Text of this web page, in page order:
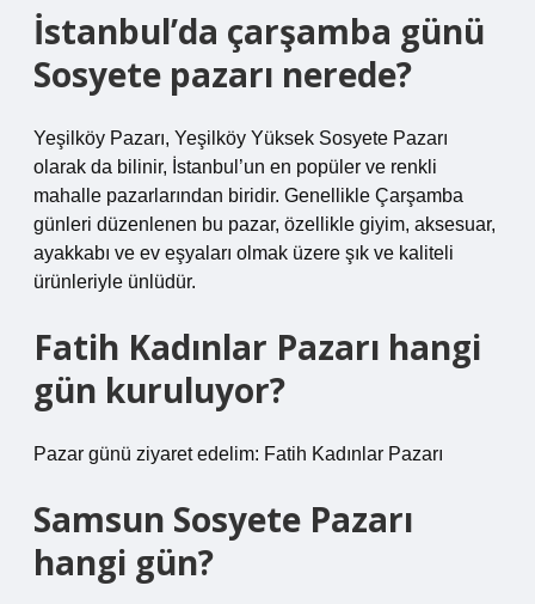
İstanbul’da çarşamba günü
Sosyete pazarı nerede?
Yeşilköy Pazarı, Yeşilköy Yüksek Sosyete Pazarı
olarak da bilinir, İstanbul’un en popüler ve renkli
mahalle pazarlarından biridir. Genellikle Çarşamba
günleri düzenlenen bu pazar, özellikle giyim, aksesuar,
ayakkabı ve ev eşyaları olmak üzere şık ve kaliteli
ürünleriyle ünlüdür.
Fatih Kadınlar Pazarı hangi
gün kuruluyor?
Pazar günü ziyaret edelim: Fatih Kadınlar Pazarı
Samsun Sosyete Pazarı
hangi gün?